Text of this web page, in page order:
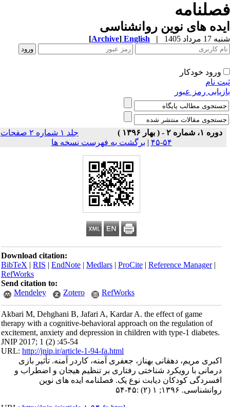
های نوین روانشناسی
مرداد 1405 |
English
[Archive]
ورود خودکار
نام
رمز عبور
دوره ۱، شماره ۲ - ( بهار ۱۳۹۶ )
جلد ۱ شماره ۲ صفحات
۵۴-۴۵
|برگشت به فهرست نسخه ها
Download citation:
BibTeX|RIS|EndNote|Medlars|ProCite|Reference Manager
RefWorks
Send citation to:
Mendeley
Zotero RefWorks
Akbari M, Dehghani B, Jafari A, Kardar A. the effect of game
therapy with a cognitive-behavioral approach on the regulation of
excitement, anxiety and depression in children with type-1 diabetes.
JNIP 2017; 1 (2) :45-54
URL:http://jnip.ir/article-1-94-fa.html
اکبری مریم، دهقانی بهناز، جعفری آمنه، کاردر آمنه. تأثیر بازی
درمانی با رویکرد شناختی رفتاری بر تنظیم هیجان و اضطراب و
افسردگی کودکان دیابت نوع یک. فصلنامه ایده های نوین
روانشناسی. ۱۳۹۶; ۱ (۲) :۴۵-۵۴